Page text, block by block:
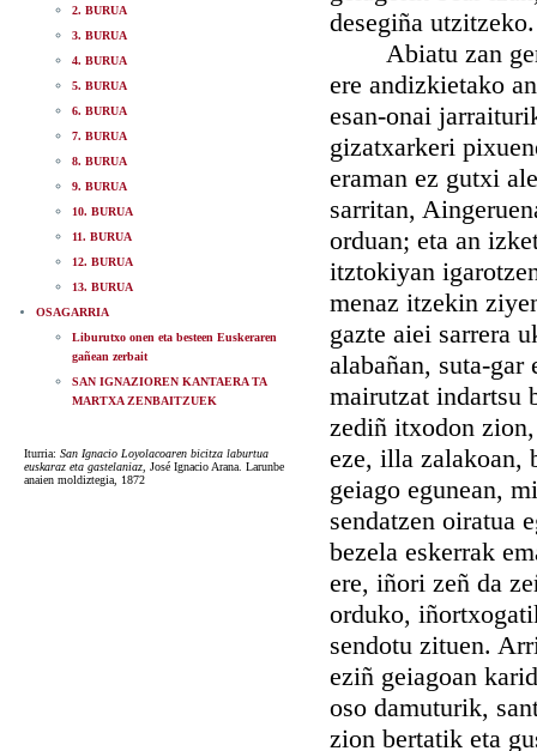
2. BURUA
3. BURUA
4. BURUA
5. BURUA
6. BURUA
7. BURUA
8. BURUA
9. BURUA
10. BURUA
11. BURUA
12. BURUA
13. BURUA
OSAGARRIA
Liburutxo onen eta besteen Euskeraren
gañean zerbait
SAN IGNAZIOREN KANTAERA TA
MARTXA ZENBAITZUEK
Iturria: San Ignacio Loyolacoaren bicitza laburtua
euskaraz eta gastelaniaz , José Ignacio Arana. Larunbe
anaien moldiztegia, 1872
desegiña utzitzeko.
Abiatu zan
ere andizkietako
esan-onai
gizatxarkeri
eraman ez gutxi
sarritan,
orduan; eta an
itztokiyan
menaz itzekin
gazte aiei sarrera
alabañan, suta-
mairutzat indartsu
zediñ itxodon
eze, illa zalakoan,
geiago egunean,
sendatzen oiratua
bezela eskerrak
ere, iñori zeñ da
orduko,
sendotu zituen.
eziñ geiagoan
oso damuturik,
zion bertatik eta